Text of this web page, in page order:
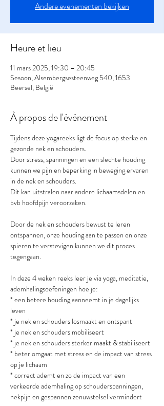
Andere evenementen bekijken
Heure et lieu
11 mars 2025, 19:30 – 20:45
Sesoon, Alsembergsesteenweg 540, 1653
Beersel, België
À propos de l'événement
Tijdens deze yogareeks ligt de focus op sterke en
gezonde nek en schouders.
Door stress, spanningen en een slechte houding
kunnen we pijn en beperking in beweging ervaren
in de nek en schouders.
Dit kan uitstralen naar andere lichaamsdelen en
bvb hoofdpijn veroorzaken.
Door de nek en schouders bewust te leren
ontspannen, onze houding aan te passen en onze
spieren te verstevigen kunnen we dit proces
tegengaan.
In deze 4 weken reeks leer je via yoga, meditatie,
ademhalingsoefeningen hoe je:
* een betere houding aanneemt in je dagelijks
leven
* je nek en schouders losmaakt en ontspant
* je nek en schouders mobiliseert
* je nek en schouders sterker maakt & stabiliseert
* beter omgaat met stress en de impact van stress
op je lichaam
* correct ademt en zo de impact van een
verkeerde ademhaling op schouderspanningen,
nekpijn en gespannen zenuwstelsel vermindert